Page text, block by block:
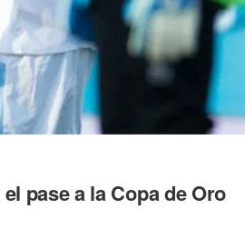
pase a la Copa de Oro